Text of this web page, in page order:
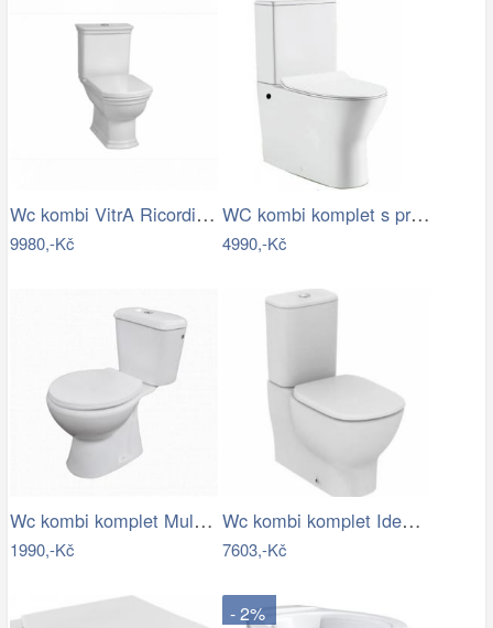
Wc kombi VitrA Ricordi vario odpad…
9980,-Kč
WC kombi komplet s prkénkem softclose…
4990,-Kč
Wc kombi komplet Multi Eur spodní odpad…
1990,-Kč
Wc kombi komplet Ideal Standard Tesi…
7603,-Kč
- 2%